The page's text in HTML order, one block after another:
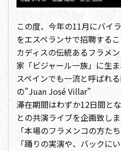
この度、今年の11月にバイ
をエスペランサで招聘するこ
カディスの伝統あるフラメ
家「ビジャール一族」に生ま
スペインでも一流と呼ばれ
の”Juan José Villar”
滞在期間はわずか12日間と
との共演ライブを企画致しま
「本場のフラメンコの方た
「踊りの実演や、バックに